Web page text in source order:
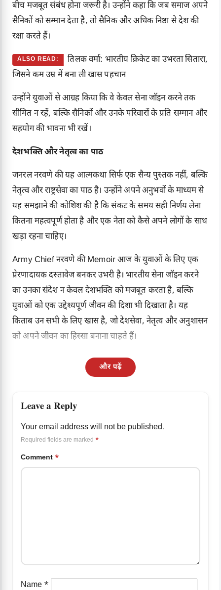
बीच मजबूत संबंध होना जरूरी है। उन्होंने कहा कि जब समाज अपने
सैनिकों को सम्मान देता है, तो सैनिक और अधिक निष्ठा से देश की
रक्षा करते हैं।
ALSO READ:
तिलक वर्मा: भारतीय क्रिकेट का उभरता सितारा,
जिसने कम उम्र में बना ली खास पहचान
उन्होंने युवाओं से आग्रह किया कि वे केवल सेना जॉइन करने तक
सीमित न रहें, बल्कि सैनिकों और उनके परिवारों के प्रति सम्मान और
सहयोग की भावना भी रखें।
देशभक्ति और नेतृत्व का पाठ
जनरल नरवणे की यह आत्मकथा सिर्फ एक सैन्य पुस्तक नहीं, बल्कि
नेतृत्व और राष्ट्रसेवा का पाठ है। उन्होंने अपने अनुभवों के माध्यम से
यह समझाने की कोशिश की है कि संकट के समय सही निर्णय लेना
कितना महत्वपूर्ण होता है और एक नेता को कैसे अपने लोगों के साथ
खड़ा रहना चाहिए।
Army Chief नरवणे की Memoir आज के युवाओं के लिए एक
प्रेरणादायक दस्तावेज बनकर उभरी है। भारतीय सेना जॉइन करने
का उनका संदेश न केवल देशभक्ति को मजबूत करता है, बल्कि
युवाओं को एक उद्देश्यपूर्ण जीवन की दिशा भी दिखाता है। यह
किताब उन सभी के लिए खास है, जो देशसेवा, नेतृत्व और अनुशासन
को अपने जीवन का हिस्सा बनाना चाहते हैं।
और पढ़ें
Leave a Reply
Your email address will not be published.
Required fields are marked *
Comment *
Name *